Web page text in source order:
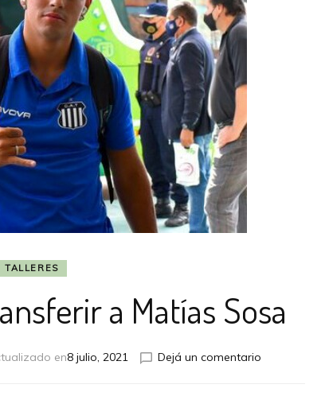
TALLERES
a Matías Sosa
en8 julio, 2021 Dejá un comentarioen